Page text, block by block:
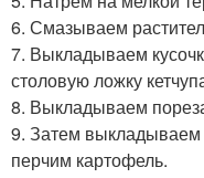
6. Смазываем
7. Выкладываем
столовую ложку
8. Выкладываем
9. Затем
перчим картофель.